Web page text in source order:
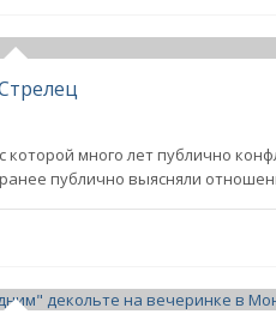
много лет публично
публично выясняли